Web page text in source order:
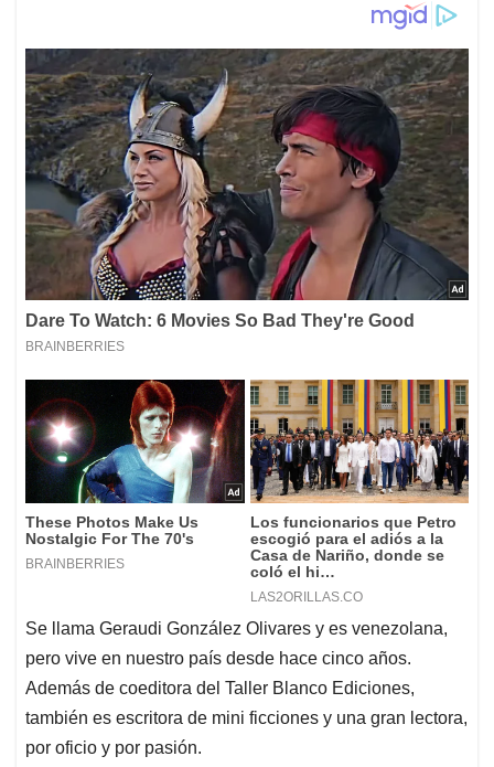
Se llama Geraudi González Olivares y es venezolana,
pero vive en nuestro país desde hace cinco años.
Además de coeditora del Taller Blanco Ediciones,
también es escritora de mini ficciones y una gran lectora,
por oficio y por pasión.